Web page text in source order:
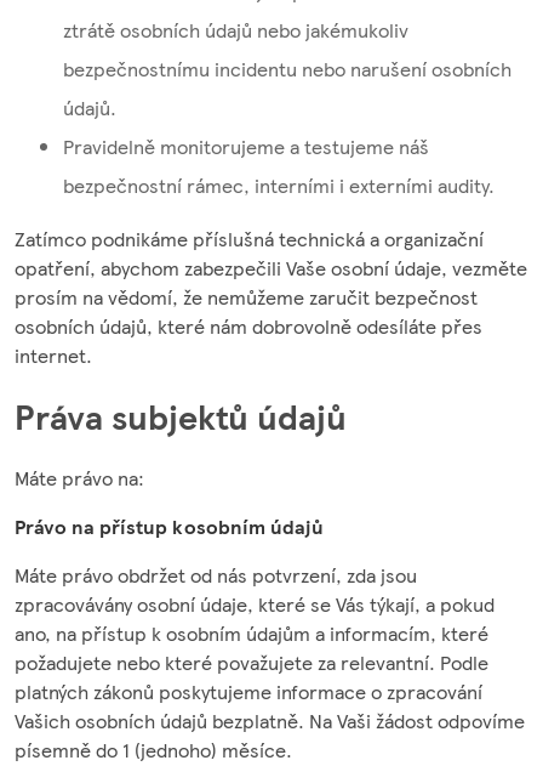
ztrátě osobních údajů nebo jakémukoliv
bezpečnostnímu incidentu nebo narušení osobních
údajů.
Pravidelně monitorujeme a testujeme náš
bezpečnostní rámec, interními i externími audity.
Zatímco podnikáme příslušná technická a organizační
opatření, abychom zabezpečili Vaše osobní údaje, vezměte
prosím na vědomí, že nemůžeme zaručit bezpečnost
osobních údajů, které nám dobrovolně odesíláte přes
internet.
Práva subjektů údajů
Máte právo na:
Právo na přístup k osobním údajů
Máte právo obdržet od nás potvrzení, zda jsou
zpracovávány osobní údaje, které se Vás týkají, a pokud
ano, na přístup k osobním údajům a informacím, které
požadujete nebo které považujete za relevantní. Podle
platných zákonů poskytujeme informace o zpracování
Vašich osobních údajů bezplatně. Na Vaši žádost odpovíme
písemně do 1 (jednoho) měsíce.